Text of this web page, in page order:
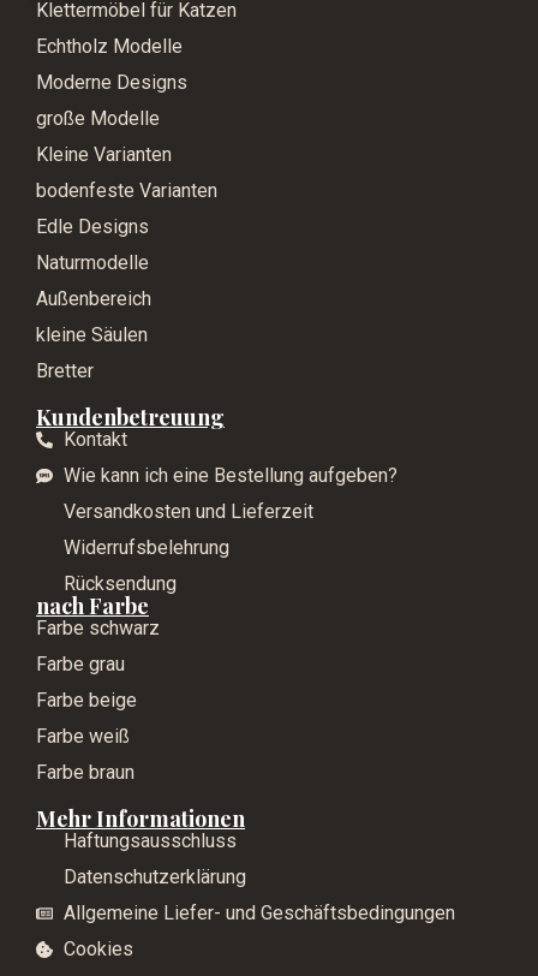
Klettermöbel für Katzen
Echtholz Modelle
Moderne Designs
große Modelle
Kleine Varianten
bodenfeste Varianten
Edle Designs
Naturmodelle
Außenbereich
kleine Säulen
Bretter
Kundenbetreuung
Kontakt
Wie kann ich eine Bestellung aufgeben?
Versandkosten und Lieferzeit
Widerrufsbelehrung
Rücksendung
nach Farbe
Farbe schwarz
Farbe grau
Farbe beige
Farbe weiß
Farbe braun
Mehr Informationen
Haftungsausschluss
Datenschutzerklärung
Allgemeine Liefer- und Geschäftsbedingungen
Cookies